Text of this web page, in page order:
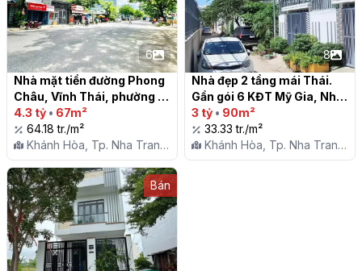
6
Nhà mặt tiền đường Phong
Châu, Vĩnh Thái, phường
Nha Trang, tỉnh Khánh Hoà
4.3 tỷ • 67m²
64.18 tr./m²
Khánh Hòa, Tp. Nha Trang,
X. Vĩnh Thái
8
Nhà đẹp 2 tầng mái Thái.
Gần gói 6 KĐT Mỹ Gia, Nha
Trang
3 tỷ • 90m²
33.33 tr./m²
Khánh Hòa, Tp. Nha Trang,
X. Vĩnh Thái
Bán